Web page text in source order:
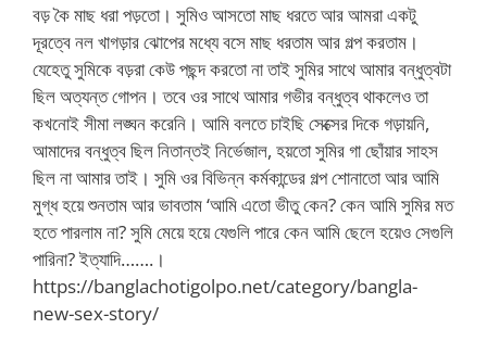
বড় কৈ মাছ ধরা পড়তো। সুমিও আসতো মাছ ধরতে আর আমরা একটু
দূরত্বে নল খাগড়ার ঝোপের মধ্যে বসে মাছ ধরতাম আর গল্প করতাম।
যেহেতু সুমিকে বড়রা কেউ পছন্দ করতো না তাই সুমির সাথে আমার বন্ধুত্বটা
ছিল অত্যন্ত গোপন। তবে ওর সাথে আমার গভীর বন্ধুত্ব থাকলেও তা
কখনোই সীমা লঙ্ঘন করেনি। আমি বলতে চাইছি সেক্সের দিকে গড়ায়নি,
আমাদের বন্ধুত্ব ছিল নিতান্তই নির্ভেজাল, হয়তো সুমির গা ছোঁয়ার সাহস
ছিল না আমার তাই। সুমি ওর বিভিন্ন কর্মকান্ডের গল্প শোনাতো আর আমি
মুগ্ধ হয়ে শুনতাম আর ভাবতাম ‘আমি এতো ভীতু কেন? কেন আমি সুমির মত
হতে পারলাম না? সুমি মেয়ে হয়ে যেগুলি পারে কেন আমি ছেলে হয়েও সেগুলি
পারিনা? ইত্যাদি…….।
https://banglachotigolpo.net/category/bangla-
new-sex-story/